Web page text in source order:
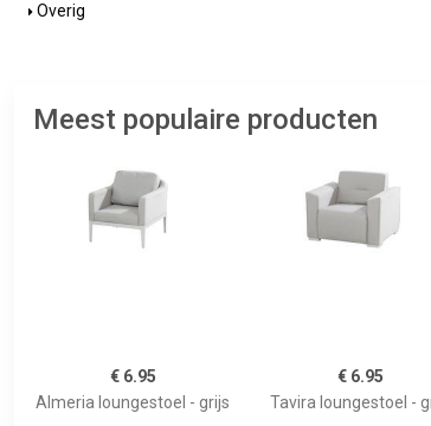
Overig
Meest populaire producten
€ 6.95
Almeria loungestoel - grijs
€ 6.95
Tavira loungestoel -